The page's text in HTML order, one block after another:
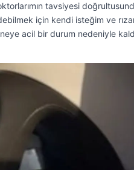
tavsiyesi
için kendi isteğim ve
acil bir durum nedeniyle